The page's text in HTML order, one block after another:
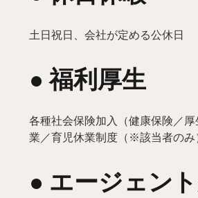
土日祝日、会社が定める公休日
● 福利厚生
各種社会保険加入（健康保険／
業／育児休業制度（※該当者の
● エージェン